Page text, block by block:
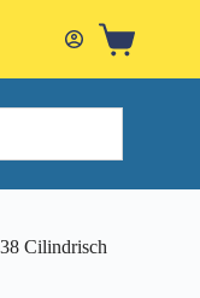
Shopping
Cilindrisch